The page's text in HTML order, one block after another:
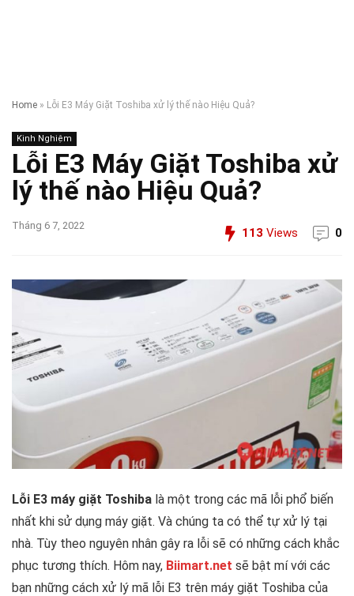
Home » Lỗi E3 Máy Giặt Toshiba xử lý thế nào Hiệu Quả?
Kinh Nghiệm
Lỗi E3 Máy Giặt Toshiba xử
lý thế nào Hiệu Quả?
Tháng 6 7, 2022
113 Views 0
Lỗi E3 máy giặt Toshiba là một trong các mã lỗi phổ biến
nhất khi sử dụng máy giặt. Và chúng ta có thể tự xử lý tại
nhà. Tùy theo nguyên nhân gây ra lỗi sẽ có những cách khắc
phục tương thích. Hôm nay, Biimart.net sẽ bật mí với các
bạn những cách xử lý mã lỗi E3 trên máy giặt Toshiba của